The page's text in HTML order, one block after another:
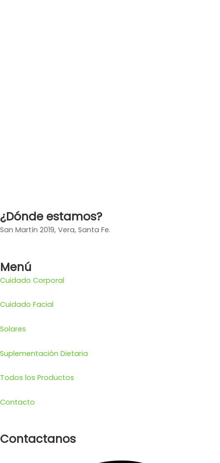
¿Dónde estamos?
San Martín 2019, Vera, Santa Fe.
Menú
Cuidado Corporal
Cuidado Facial
Solares
Suplementación Dietaria
Todos los Productos
Contacto
Contactanos